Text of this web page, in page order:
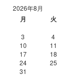
2026年8月
月 火
3
4
10
11
17
18
24
25
31